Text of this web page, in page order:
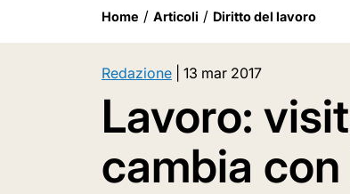
Home Articoli Diritto del lavoro
Redazione 13 mar 2017
Lavoro:
cambia